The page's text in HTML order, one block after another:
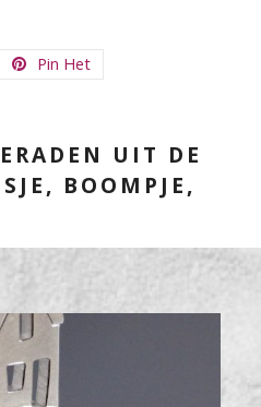
Pin Het
UIT DE
BOOMPJE,